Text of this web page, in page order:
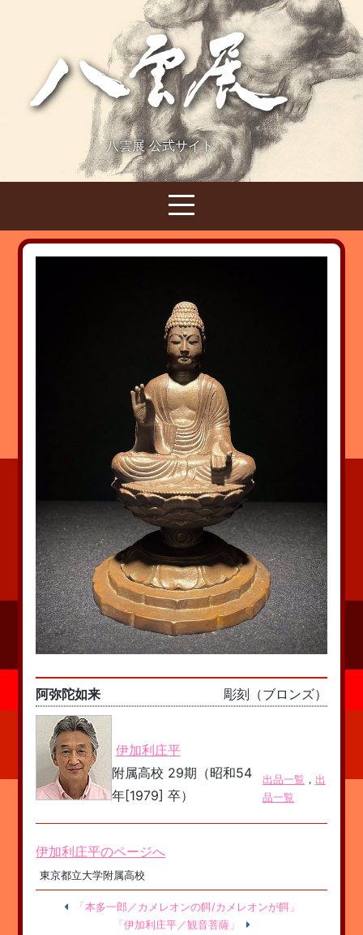
八雲展 公式サイト
阿弥陀如来 彫刻（ブロンズ）
伊加利庄平
附属高校 29期（昭和54
年[1979] 卒）
出品一覧 ， 出
品一覧
伊加利庄平のページへ
東京都立大学附属高校
「本多一郎／カメレオンの餌/カメレオンが餌」
「伊加利庄平／観音菩薩」